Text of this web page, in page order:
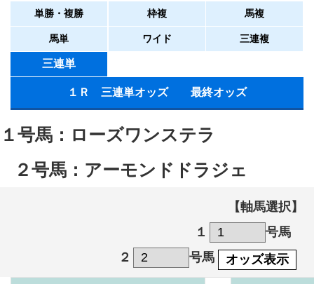
単勝・複勝 枠複 馬複
馬単 ワイド 三連複
三連単
１Ｒ 三連単オッズ 最終オッズ
１号馬：ローズワンステラ
２号馬：アーモンドドラジェ
【軸馬選択】
１
号馬
２
号馬 オッズ表示